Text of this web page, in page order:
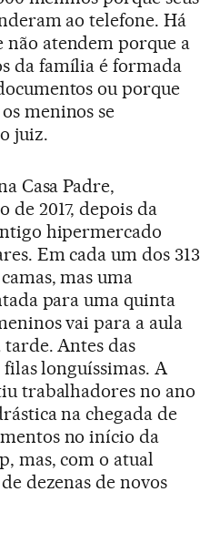
ao telefone. Há
não atendem porque a
da família é formada
ou porque
meninos se
juiz.
Casa Padre,
de 2017, depois da
hipermercado
Em cada um dos 313
mas uma
para uma quinta
vai para a aula
Antes das
longuíssimas. A
trabalhadores no ano
na chegada de
no início da
mas, com o atual
dezenas de novos